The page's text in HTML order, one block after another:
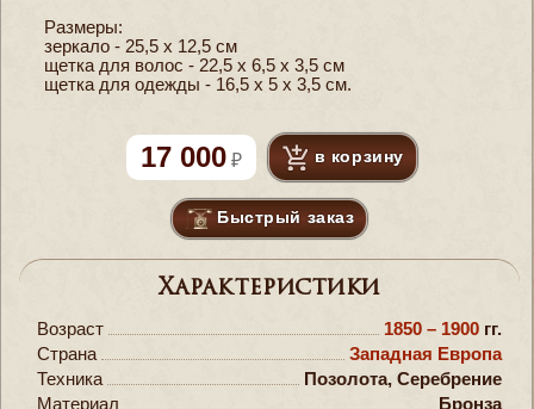
Размеры:
зеркало - 25,5 х 12,5 см
щетка для волос - 22,5 х 6,5 х 3,5 см
щетка для одежды - 16,5 х 5 х 3,5 см.
17 000 в корзину
Быстрый заказ
Характеристики
Возраст 1850 – 1900 гг.
Страна
Западная Европа
Техника
Позолота, Серебрение
Материал
Бронза